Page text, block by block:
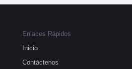
Enlaces Rápidos
Inicio
Contáctenos